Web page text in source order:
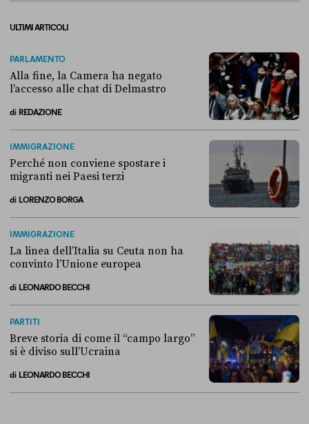
ULTIMI ARTICOLI
PARLAMENTO
Alla fine, la Camera ha negato
l’accesso alle chat di Delmastro
di REDAZIONE
IMMIGRAZIONE
Perché non conviene spostare i
migranti nei Paesi terzi
di LORENZO BORGA
IMMIGRAZIONE
La linea dell’Italia su Ceuta non ha
convinto l’Unione europea
di LEONARDO BECCHI
PARTITI
Breve storia di come il “campo largo”
si è diviso sull’Ucraina
di LEONARDO BECCHI